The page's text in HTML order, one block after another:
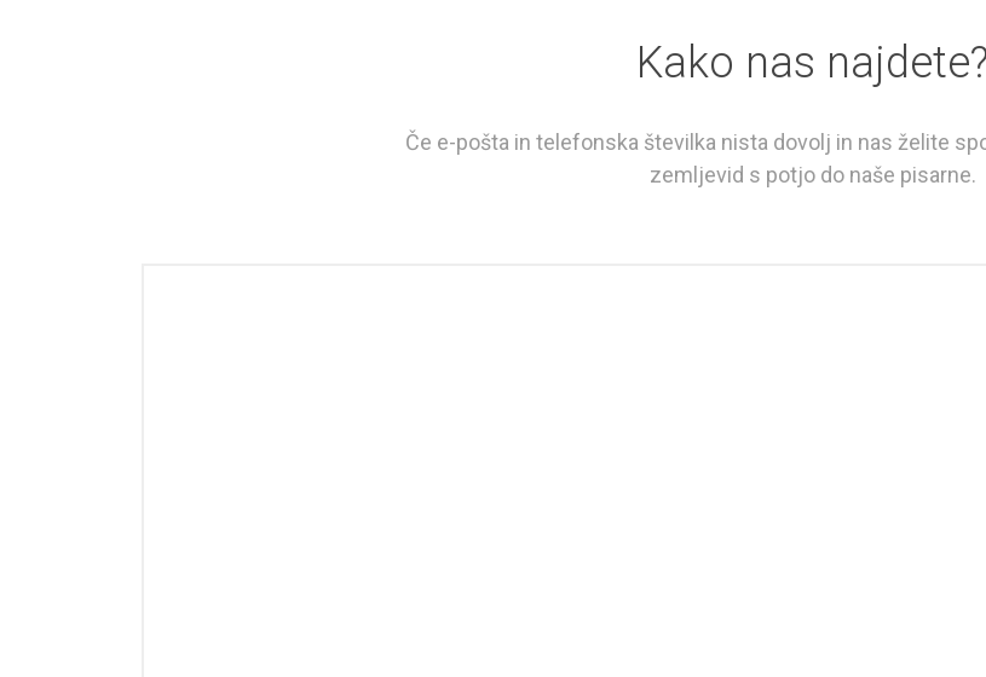
Kako nas najdete?
Če e-pošta in telefonska številka nista dovolj in nas želite
zemljevid s potjo do naše pisarne.